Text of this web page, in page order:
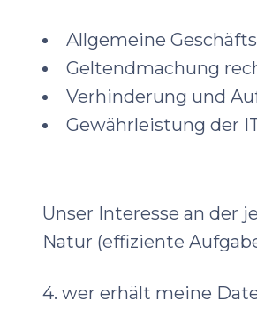
Allgemeine
Geltendmachung
Verhinderung und
Gewährleistung der
Unser Interesse an der
Natur (effiziente
4. wer erhält meine